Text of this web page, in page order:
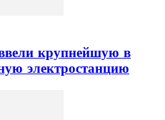
крупнейшую в
электростанцию